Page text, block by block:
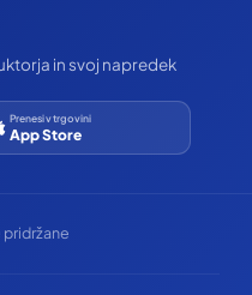
in svoj napredek
Prenesi v trgovini
App Store